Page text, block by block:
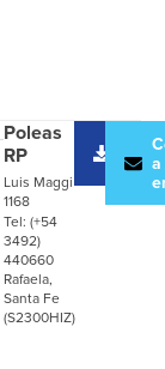
Poleas
RP
Luis Maggi
1168
Tel: (+54
3492)
440660
Rafaela,
Santa Fe
(S2300HIZ)